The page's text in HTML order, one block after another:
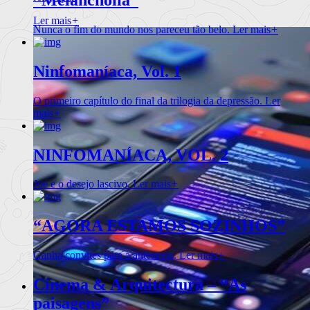
Ler mais+
Nunca o fim do mundo nos pareceu tão belo.Ler mais+
Ninfomaníaca, Vol. 1
O primeiro capítulo do final da trilogia da depressão. Ler
mais+
NINFOMANÍACA, VOL. 2
Joe e o desejo lascivo.Ler mais+
“AGORA ESTAMOS SOZINHOS”
Ganha convites para a antestreia.Ler mais+
Cinema & Arquitectura – “As
paisagens”